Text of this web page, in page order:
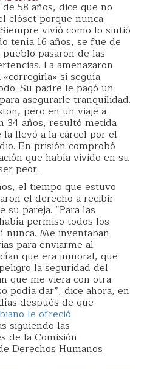
58 años, dice que no
clóset porque nunca
vivió como lo sintió
tenía 16 años, se fue de
pasaron de las
La amenazaron
si seguía
Su padre le pagó un
asegurarle tranquilidad.
pero en un viaje a
34 años, resultó metida
llevó a la cárcel por el
En prisión comprobó
que había vivido en su
peor.
el tiempo que estuvo
el derecho a recibir
su pareja. “Para las
permiso todos los
nunca. Me inventaban
para enviarme al
que era inmoral, que
la seguridad del
que me viera con otra
podía dar”, dice ahora, en
después de que
le ofreció
siguiendo las
de la Comisión
Derechos Humanos